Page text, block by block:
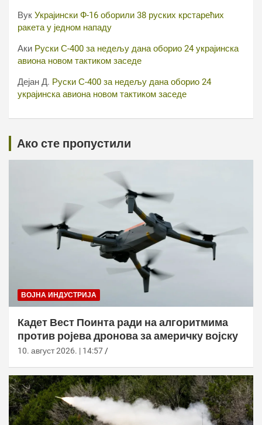
Вук Украјински Ф-16 оборили 38 руских крстарећих
ракета у једном нападу
Аки Руски С-400 за недељу дана оборио 24 украјинска
авиона новом тактиком заседе
Дејан Д. Руски С-400 за недељу дана оборио 24
украјинска авиона новом тактиком заседе
Ако сте пропустили
ВОЈНА ИНДУСТРИЈА
Кадет Вест Поинта ради на алгоритмима
против ројева дронова за америчку војску
10. август 2026. | 14:57